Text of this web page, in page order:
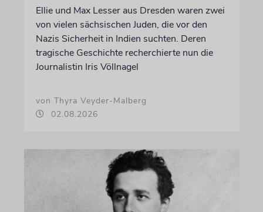
Ellie und Max Lesser aus Dresden waren zwei
von vielen sächsischen Juden, die vor den
Nazis Sicherheit in Indien suchten. Deren
tragische Geschichte recherchierte nun die
Journalistin Iris Völlnagel
von Thyra Veyder-Malberg
02.08.2026